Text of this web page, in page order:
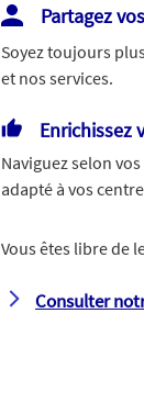
Votre
Partagez
Soyez toujours
et nos services.
Enrichissez
Naviguez selon
adapté à vos
Vous êtes libre de
Consulter